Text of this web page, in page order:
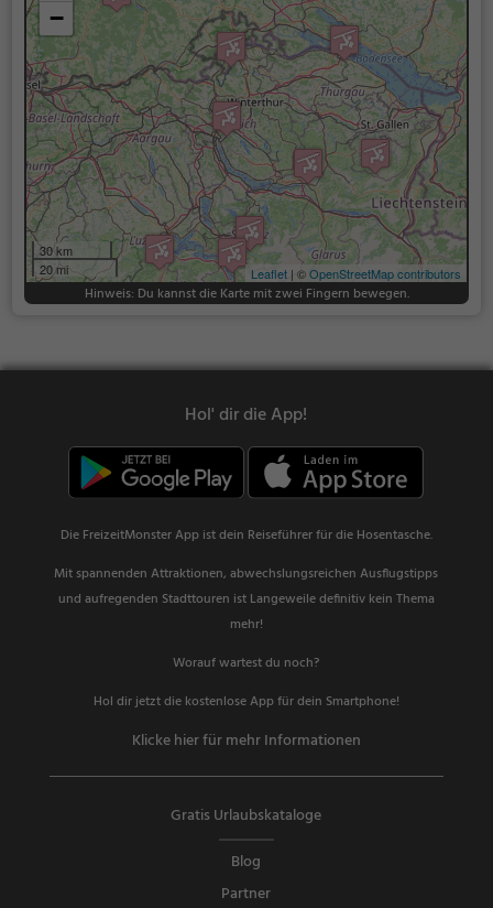
−
30 km
20 mi
Leaflet | ©OpenStreetMap contributors
Hinweis: Du kannst die Karte mit zwei Fingern bewegen.
Hol' dir die App!
Die FreizeitMonster App ist dein Reiseführer für die Hosentasche.
Mit spannenden Attraktionen, abwechslungsreichen Ausflugstipps
und aufregenden Stadttouren ist Langeweile definitiv kein Thema
mehr!
Worauf wartest du noch?
Hol dir jetzt die kostenlose App für dein Smartphone!
Klicke hier für mehr Informationen
Gratis Urlaubskataloge
Blog
Partner